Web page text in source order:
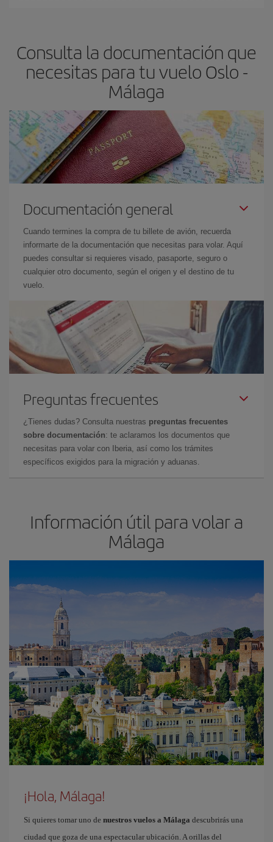
avión más baratos te saldrán. Además, si buscas los vuelos con
las fechas y los horarios del viaje un poco abiertos, podráselegir
el precio más barato.
Consulta la documentación que
necesitas para tu vuelo Oslo -
Málaga
Documentación general
Cuando termines la compra de tu billete de avión, recuerda
informarte de la documentación que necesitas para volar. Aquí
puedes consultar si requieres visado, pasaporte, seguro o
cualquier otro documento, según el origen y el destino de tu
vuelo.
Preguntas frecuentes
¿Tienes dudas? Consulta nuestras preguntas frecuentes
sobre documentación: te aclaramos los documentos que
necesitas para volar con Iberia, así como los trámites
específicos exigidos para la migración y aduanas.
Información útil para volar a
Málaga
¡Hola, Málaga!
Si quieres tomar uno de nuestros vuelos a Málaga descubrirás una
ciudad que goza de una espectacular ubicación. A orillas del